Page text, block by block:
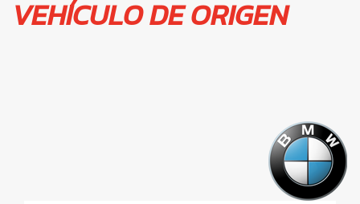
VEHÍCULO DE ORIGEN